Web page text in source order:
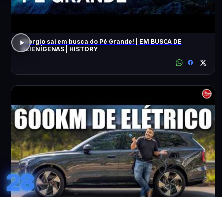
Giorgio sai em busca do Pé Grande! | EM BUSCA DE
ALIENÍGENAS | HISTORY
28